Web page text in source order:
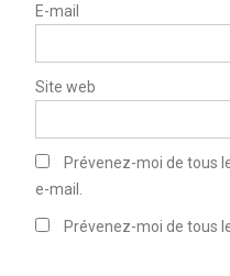
E-mail
Site web
Prévenez-moi de tous
e-mail.
Prévenez-moi de tous